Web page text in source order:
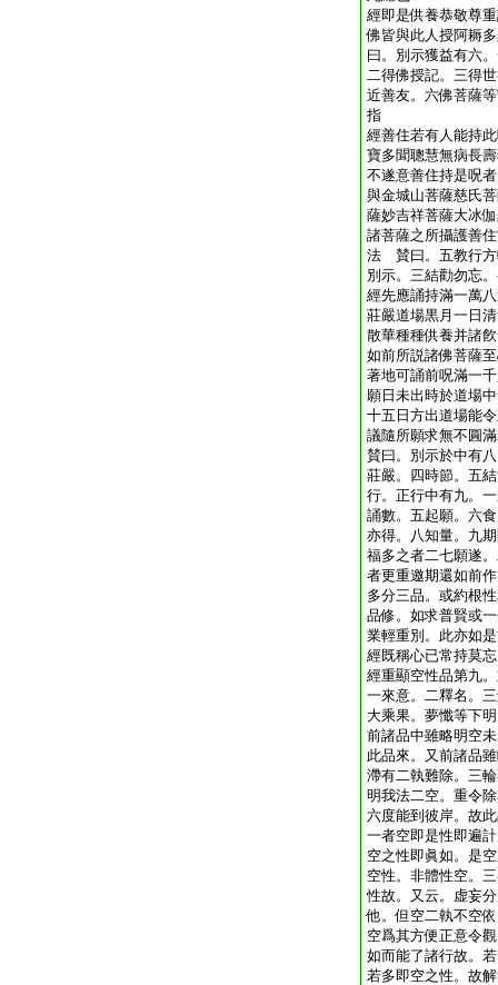
經即是供養恭敬尊
佛皆與此人授阿耨
曰。別示獲益有六
二得佛授記。三得
近善友。六佛菩薩
指
經善住若有人能持
寶多聞聰慧無病長
不遂意善住持是呪
與金城山菩薩慈氏
薩妙吉祥菩薩大冰
諸菩薩之所攝護善
法 賛曰。五教行方
別示。三結勸勿忘
經先應誦持滿一萬
莊嚴道場黒月一日
散華種種供養并諸
如前所説諸佛菩薩
著地可誦前呪滿一
願日未出時於道場
十五日方出道場能
議隨所願求無不圓
賛曰。別示於中有
莊嚴。四時節。五
行。正行中有九。
誦數。五起願。六
亦得。八知量。九
福多之者二七願遂
者更重邀期還如前
多分三品。或約根
品修。如求普賢或
業輕重別。此亦如
經既稱心已常持莫
經重顯空性品第九
一來意。二釋名。
大乘果。夢懺等下
前諸品中雖略明空
此品來。又前諸品
滯有二執難除。三
明我法二空。重令
六度能到彼岸。故
一者空即是性即遍
空之性即眞如。是
空性。非體性空。
性故。又云。虚妄
他。但空二執不空
空爲其方便正意令
如而能了諸行故。
若多即空之性。故